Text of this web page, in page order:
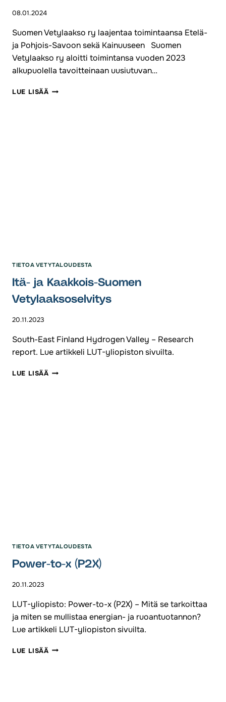
08.01.2024
Suomen Vetylaakso ry laajentaa toimintaansa Etelä-
ja Pohjois-Savoon sekä Kainuuseen Suomen
Vetylaakso ry aloitti toimintansa vuoden 2023
alkupuolella tavoitteinaan uusiutuvan…
LUE LISÄÄ SUOMEN
TIETOA VETYTALOUDESTA
Itä- ja Kaakkois-Suomen
Vetylaaksoselvitys
20.11.2023
South-East Finland Hydrogen Valley – Research
report. Lue artikkeli LUT-yliopiston sivuilta.
LUE LISÄÄ ITÄ-
TIETOA VETYTALOUDESTA
Power-to-x (P2X)
20.11.2023
LUT-yliopisto: Power-to-x (P2X) – Mitä se tarkoittaa
ja miten se mullistaa energian- ja ruoantuotannon?
Lue artikkeli LUT-yliopiston sivuilta.
LUE LISÄÄ POWER-